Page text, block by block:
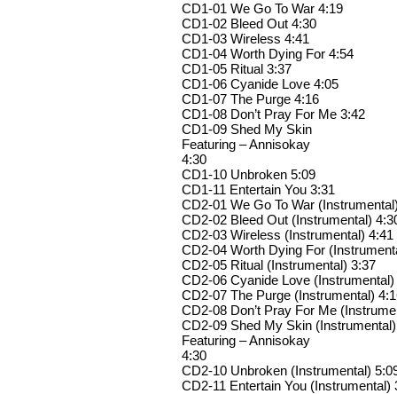
CD1-01 We Go To War 4:19
CD1-02 Bleed Out 4:30
CD1-03 Wireless 4:41
CD1-04 Worth Dying For 4:54
CD1-05 Ritual 3:37
CD1-06 Cyanide Love 4:05
CD1-07 The Purge 4:16
CD1-08 Don’t Pray For Me 3:42
CD1-09 Shed My Skin
Featuring – Annisokay
4:30
CD1-10 Unbroken 5:09
CD1-11 Entertain You 3:31
CD2-01 We Go To War
CD2-02 Bleed Out (Instrumental)
CD2-03 Wireless (Instrumental) 4:41
CD2-04 Worth Dying For
CD2-05 Ritual (Instrumental) 3:37
CD2-06 Cyanide Love (Instrumental)
CD2-07 The Purge (Instrumental)
CD2-08 Don’t Pray For Me
CD2-09 Shed My Skin (Instrumental)
Featuring – Annisokay
4:30
CD2-10 Unbroken (Instrumental)
CD2-11 Entertain You (Instrumental)